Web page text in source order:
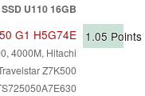
SSD U110 16GB
G1 H5G74E
4000M, Hitachi
Z7K500
1.05 Points